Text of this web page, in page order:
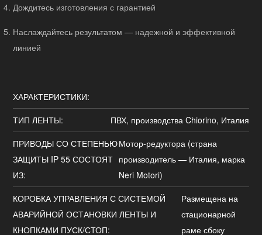
Дождитесь изготовления с гарантией
Наслаждайтесь результатом — надежной и эффективной
линией
ХАРАКТЕРИСТИКИ:
ТИП ЛЕНТЫ:
ПВХ, производства Chiorino, Италия
ПРИВОДЫ СО СТЕПЕНЬЮ
ЗАЩИТЫ IP 55 СОСТОЯТ
ИЗ:
Мотор-редуктора (страна
производитель — Италия, марка
Neri Motori)
КОРОБКА УПРАВЛЕНИЯ С СИСТЕМОЙ
АВАРИЙНОЙ ОСТАНОВКИ ЛЕНТЫ И
КНОПКАМИ ПУСК/СТОП:
Размещена на
стационарной
раме сбоку